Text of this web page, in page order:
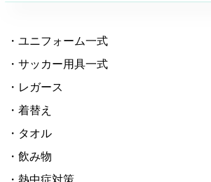
・ユニフォーム一式
・サッカー用具一式
・レガース
・着替え
・タオル
・飲み物
・熱中症対策